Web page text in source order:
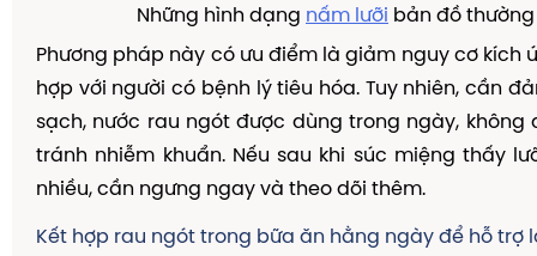
Những hình dạng nấm lưỡi bản đồ
Phương pháp này có ưu điểm là giảm nguy cơ kích
hợp với người có bệnh lý tiêu hóa. Tuy nhiên, cần
sạch, nước rau ngót được dùng trong ngày, không
tránh nhiễm khuẩn. Nếu sau khi súc miệng thấy
nhiều, cần ngưng ngay và theo dõi thêm.
Kết hợp rau ngót trong bữa ăn hằng ngày để hỗ trợ